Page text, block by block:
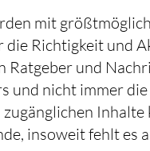
mit
die Richtigkeit und
und
und nicht immer
Inhalte
insoweit fehlt es